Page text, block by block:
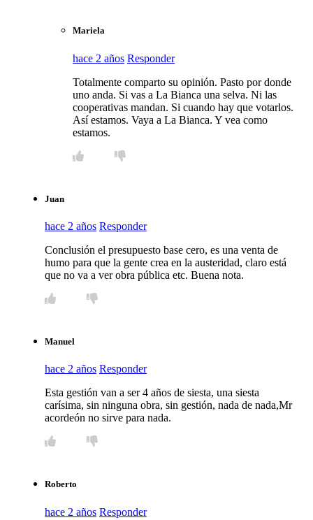
Mariela
hace 2 años Responder
Totalmente comparto su opinión. Pasto por donde
uno anda. Si vas a La Bianca una selva. Ni las
cooperativas mandan. Si cuando hay que votarlos.
Así estamos. Vaya a La Bianca. Y vea como
estamos.
Juan
hace 2 años Responder
Conclusión el presupuesto base cero, es una venta de
humo para que la gente crea en la austeridad, claro está
que no va a ver obra pública etc. Buena nota.
Manuel
hace 2 años Responder
Esta gestión van a ser 4 años de siesta, una siesta
carísima, sin ninguna obra, sin gestión, nada de nada,Mr
acordeón no sirve para nada.
Roberto
hace 2 años Responder